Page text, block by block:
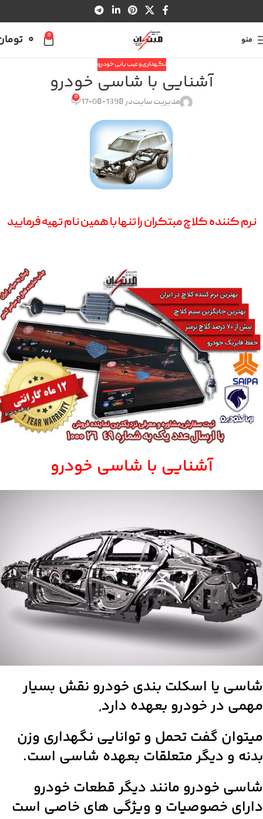
منو 0
0
نگهداری و عیب یابی خودرو
آشنایی با شاسی خودرو
مدیریت سایتدر 1398-08-17 0
نرم کننده کلاچ مبتکران را تنها با همین نام تهیه فرمایید
آشنایی با شاسی خودرو
شاسی یا اسکلت بندی خودرو نقش بسیار
مهمی در خودرو بعهده دارد,
میتوان گفت تحمل و توانایی نگهداری وزن
بدنه و دیگر متعلقات بعهده شاسی است.
شاسی خودرو مانند دیگر قطعات خودرو
دارای خصوصیات و ویژگی های خاصی است